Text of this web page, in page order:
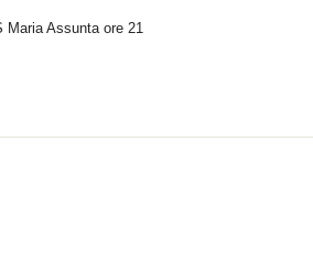
Maria Assunta ore 21